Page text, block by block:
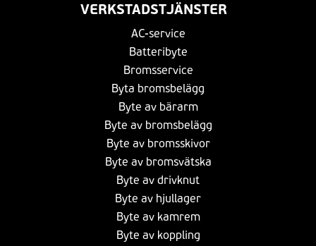
VERKSTADSTJÄNSTER
AC-service
Batteribyte
Bromsservice
Byta bromsbelägg
Byte av bärarm
Byte av bromsbelägg
Byte av bromsskivor
Byte av bromsvätska
Byte av drivknut
Byte av hjullager
Byte av kamrem
Byte av koppling